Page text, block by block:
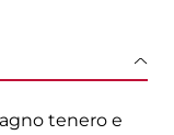
tenero e